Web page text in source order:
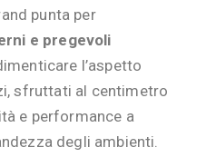
punta per
e pregevoli
l’aspetto
sfruttati al centimetro
e performance a
degli ambienti.